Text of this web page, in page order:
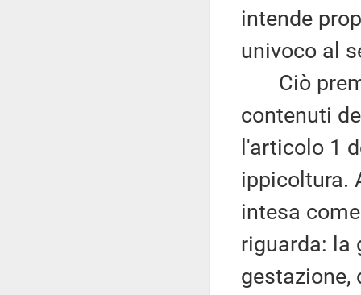
intende
univoco al
Ciò
contenuti
l'articolo 1
ippicoltura.
intesa
riguarda: la
gestazione,